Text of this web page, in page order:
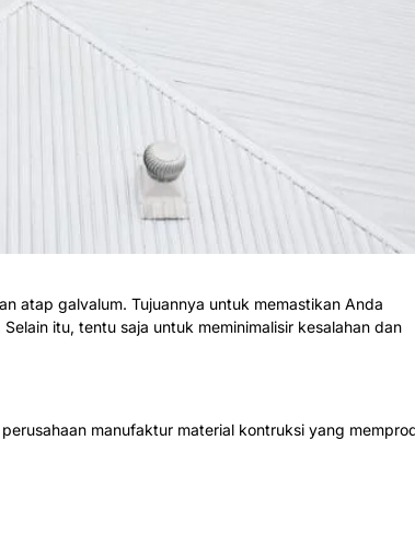
atap galvalum. Tujuannya untuk memastikan Anda
itu, tentu saja untuk meminimalisir kesalahan dan
perusahaan manufaktur material kontruksi yang